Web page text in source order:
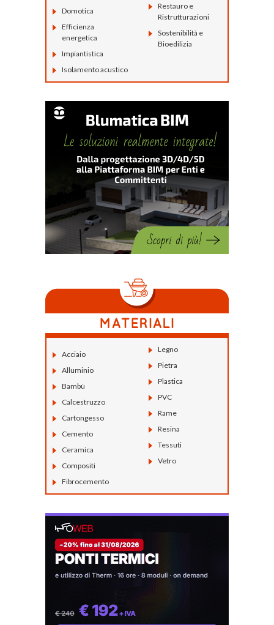
Domotica
Efficienza
energetica
Impiantistica
Isolamento acustico
Restauro e
Ristrutturazioni
Sostenibilità e
Bioedilizia
Acciaio
Alluminio
Bambù
Calcestruzzo
Cartongesso
Cemento
Ceramica
Compositi
Fibrocemento
Legno
Pietra
Plastica
PVC
Rame
Resina
Tessuti
Vetro